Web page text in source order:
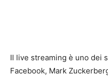
Il live streaming è uno dei
Facebook, Mark